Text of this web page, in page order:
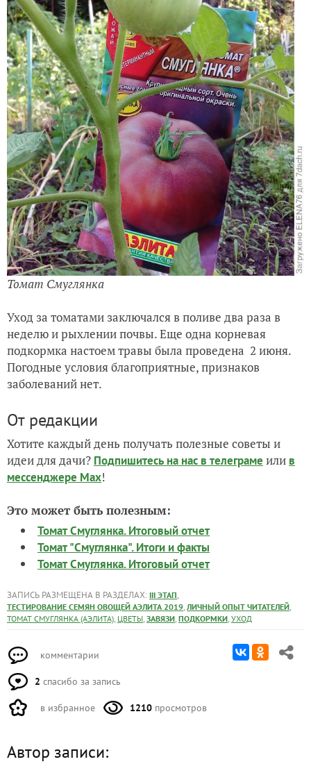
Томат Смуглянка
Уход за томатами заключался в поливе два раза в
неделю и рыхлении почвы. Еще одна корневая
подкормка настоем травы была проведена 2 июня.
Погодные условия благоприятные, признаков
заболеваний нет.
От редакции
Хотите каждый день получать полезные советы и
идеи для дачи? Подпишитесь на нас в телеграме или в
мессенджере Max!
Это может быть полезным:
Томат Смуглянка. Итоговый отчет
Томат "Смуглянка". Итоги и факты
Томат Смуглянка. Итоговый отчет
ЗАПИСЬ РАЗМЕЩЕНА В РАЗДЕЛАХ: III ЭТАП,
ТЕСТИРОВАНИЕ СЕМЯН ОВОЩЕЙ АЭЛИТА 2019, ЛИЧНЫЙ ОПЫТ ЧИТАТЕЛЕЙ,
ТОМАТ СМУГЛЯНКА (АЭЛИТА), ЦВЕТЫ, ЗАВЯЗИ, ПОДКОРМКИ, УХОД
комментарии
2 спасибо за запись
в избранное 1210 просмотров
Автор записи: